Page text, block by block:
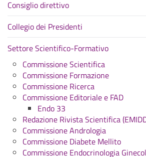
Consiglio direttivo
Collegio dei Presidenti
Settore Scientifico-Formativo
Commissione Scientifica
Commissione Formazione
Commissione Ricerca
Commissione Editoriale e FAD
Endo 33
Redazione Rivista Scientifica
Commissione Andrologia
Commissione Diabete Mellito
Commissione Endocrinologia